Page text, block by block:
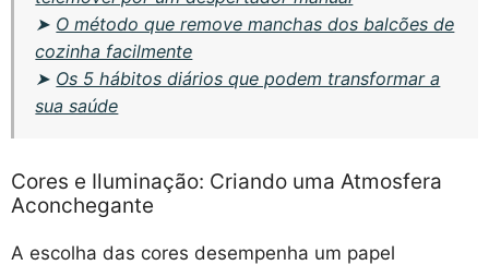
➤ O método que remove manchas dos balcões de
cozinha facilmente
➤ Os 5 hábitos diários que podem transformar a
sua saúde
Cores e Iluminação: Criando uma Atmosfera
Aconchegante
A escolha das cores desempenha um papel